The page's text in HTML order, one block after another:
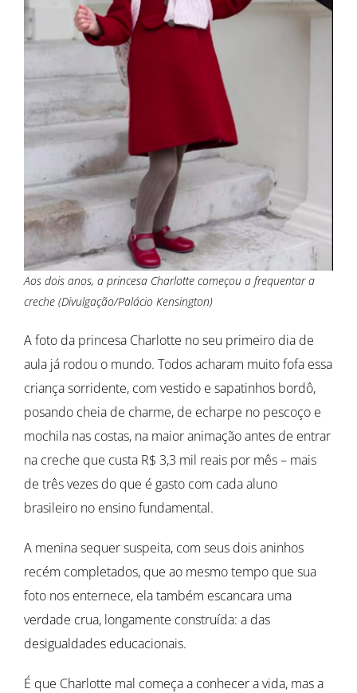
Aos dois anos, a princesa Charlotte começou a frequentar a
creche (Divulgação/Palácio Kensington)
A foto da princesa Charlotte no seu primeiro dia de
aula já rodou o mundo. Todos acharam muito fofa essa
criança sorridente, com vestido e sapatinhos bordô,
posando cheia de charme, de echarpe no pescoço e
mochila nas costas, na maior animação antes de entrar
na creche que custa R$ 3,3 mil reais por mês – mais
de três vezes do que é gasto com cada aluno
brasileiro no ensino fundamental.
A menina sequer suspeita, com seus dois aninhos
recém completados, que ao mesmo tempo que sua
foto nos enternece, ela também escancara uma
verdade crua, longamente construída: a das
desigualdades educacionais.
É que Charlotte mal começa a conhecer a vida, mas a